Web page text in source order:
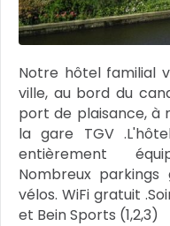
Notre hôtel familial
ville, au bord du
port de plaisance, à
la gare TGV
entièrement
Nombreux
vélos. WiFi gratuit
et Bein Sports (1,2,3)